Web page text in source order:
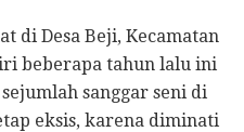
di Desa Beji, Kecamatan
beberapa tahun lalu ini
sanggar seni di
eksis, karena diminati